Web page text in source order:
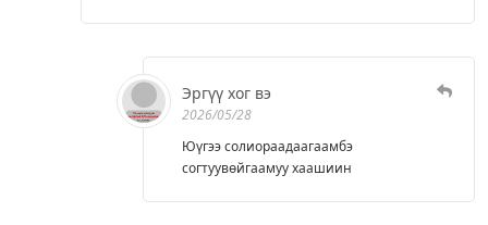
Эргүү хог вэ
2026/05/28
Юүгээ солиораадаагаамбэ
согтуувөйгаамуу хаашиин